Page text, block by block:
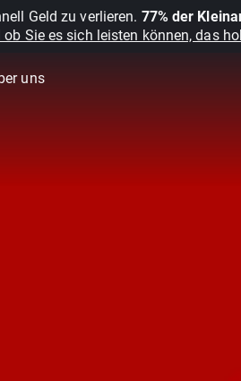
Geld zu verlieren. 77% der
Sie es sich leisten können, das
uns